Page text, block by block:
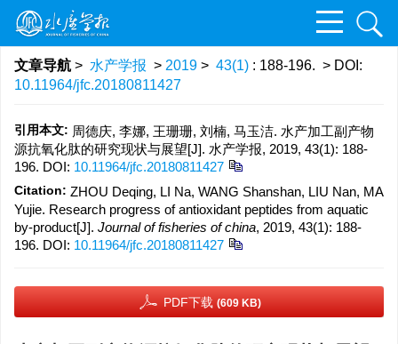
文章导航 > 水产学报 > 2019 > 43(1) : 188-196. > DOI:
10.11964/jfc.20180811427
引用本文: 周德庆, 李娜, 王珊珊, 刘楠, 马玉洁. 水产加工副产物
源抗氧化肽的研究现状与展望[J]. 水产学报, 2019, 43(1): 188-
196. DOI: 10.11964/jfc.20180811427
Citation: ZHOU Deqing, LI Na, WANG Shanshan, LIU Nan, MA
Yujie. Research progress of antioxidant peptides from aquatic
by-product[J]. Journal of fisheries of china, 2019, 43(1): 188-
196. DOI: 10.11964/jfc.20180811427
PDF下载 (609 KB)